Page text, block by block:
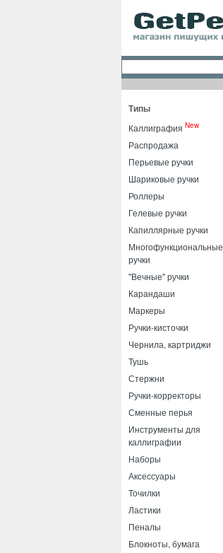
Типы
Каллиграфия New
Распродажа
Перьевые ручки
Шариковые ручки
Роллеры
Гелевые ручки
Капиллярные ручки
Многофункциональные
ручки
"Вечные" ручки
Карандаши
Маркеры
Ручки-кисточки
Чернила, картриджи
Тушь
Стержни
Ручки-корректоры
Сменные перья
Инструменты для
каллиграфии
Наборы
Аксессуары
Точилки
Ластики
Пеналы
Блокноты, бумага